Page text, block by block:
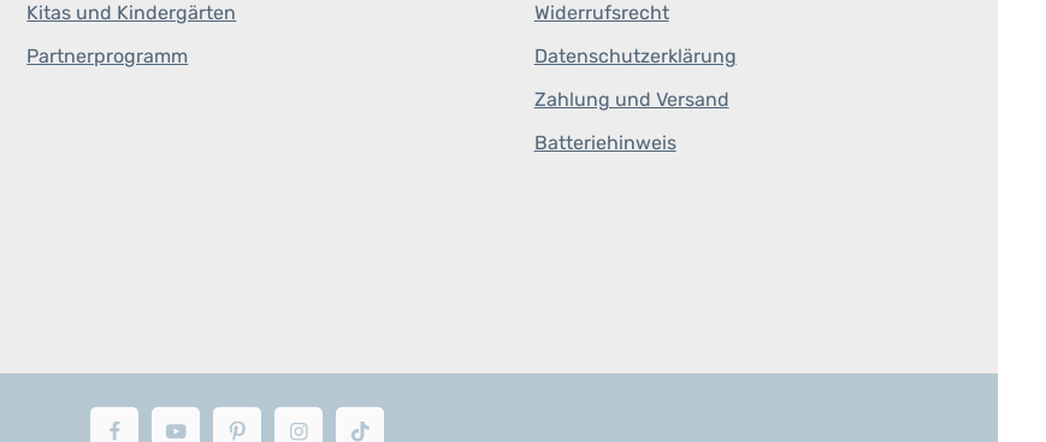
Kitas und Kindergärten
Partnerprogramm
Widerrufsrecht
Datenschutzerklärung
Zahlung und Versand
Batteriehinweis